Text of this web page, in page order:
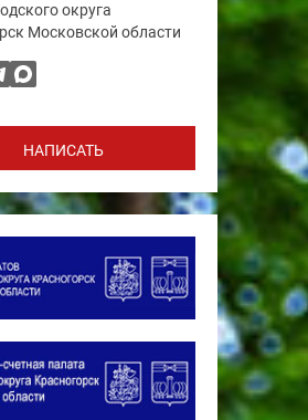
округа
Московской области
НАПИСАТЬ